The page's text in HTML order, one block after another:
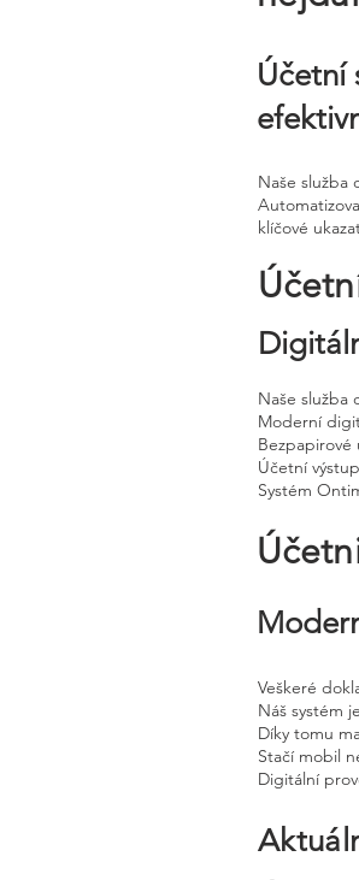
Účetní
Naše služba
klíčové
Naše služba
Moderní
Bezpapirové
Účetní
Systém
Veškeré
Náš systém
Díky tomu
Stačí mobil
Digitální